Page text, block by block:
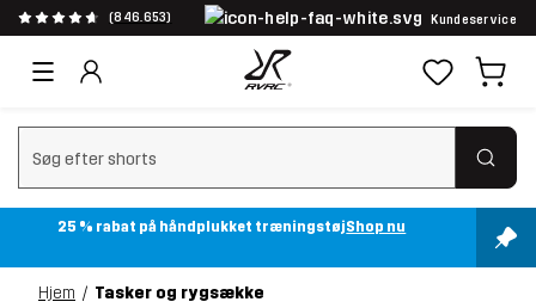
(846.653) Kundeservice
Ryd søgning
25 % rabat på håndplukket træningstøjShop nu
Hjem Tasker og rygsække